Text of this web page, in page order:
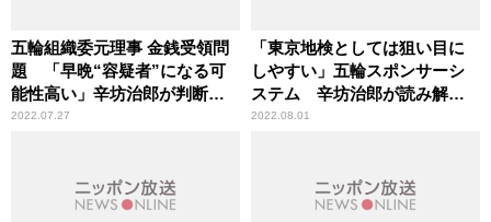
五輪組織委元理事 金銭受領問
題 「早晩“容疑者”になる可
能性高い」辛坊治郎が判断根
拠にする“報道のされ方”
2022.07.27
「東京地検としては狙い目に
しやすい」五輪スポンサーシ
ステム 辛坊治郎が読み解く
元理事の資金受領事件
2022.08.01